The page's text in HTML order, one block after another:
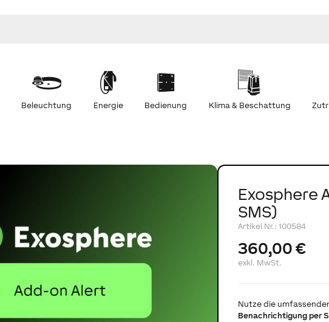
Beleuchtung Energie Bedienung Klima & Beschattung
Exosphere
SMS)
Artikel Nr.: 100584
360,00 €
exkl. MwSt.
Nutze die
Benachrichtigung per